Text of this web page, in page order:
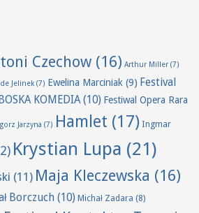
Czechow (16) Arthur Miller (7)
Jelinek(7) Ewelina Marciniak (9) Festival
KOMEDIA(10) Festiwal Opera Rara
Jarzyna (7) Hamlet (17) Ingmar
Krystian Lupa (21)
(11) Maja Kleczewska (16)
Borczuch (10) Michał Zadara (8)